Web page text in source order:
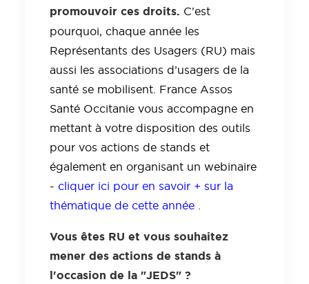
promouvoir ces droits. C'est
pourquoi, chaque année les
Représentants des Usagers (RU) mais
aussi les associations d’usagers de la
santé se mobilisent. France Assos
Santé Occitanie vous accompagne en
mettant à votre disposition des outils
pour vos actions de stands et
également en organisant un webinaire
- cliquer ici pour en savoir + sur la
thématique de cette année
Vous êtes RU et vous souhaitez
mener des actions de stands à
l'occasion de la "JEDS" ?